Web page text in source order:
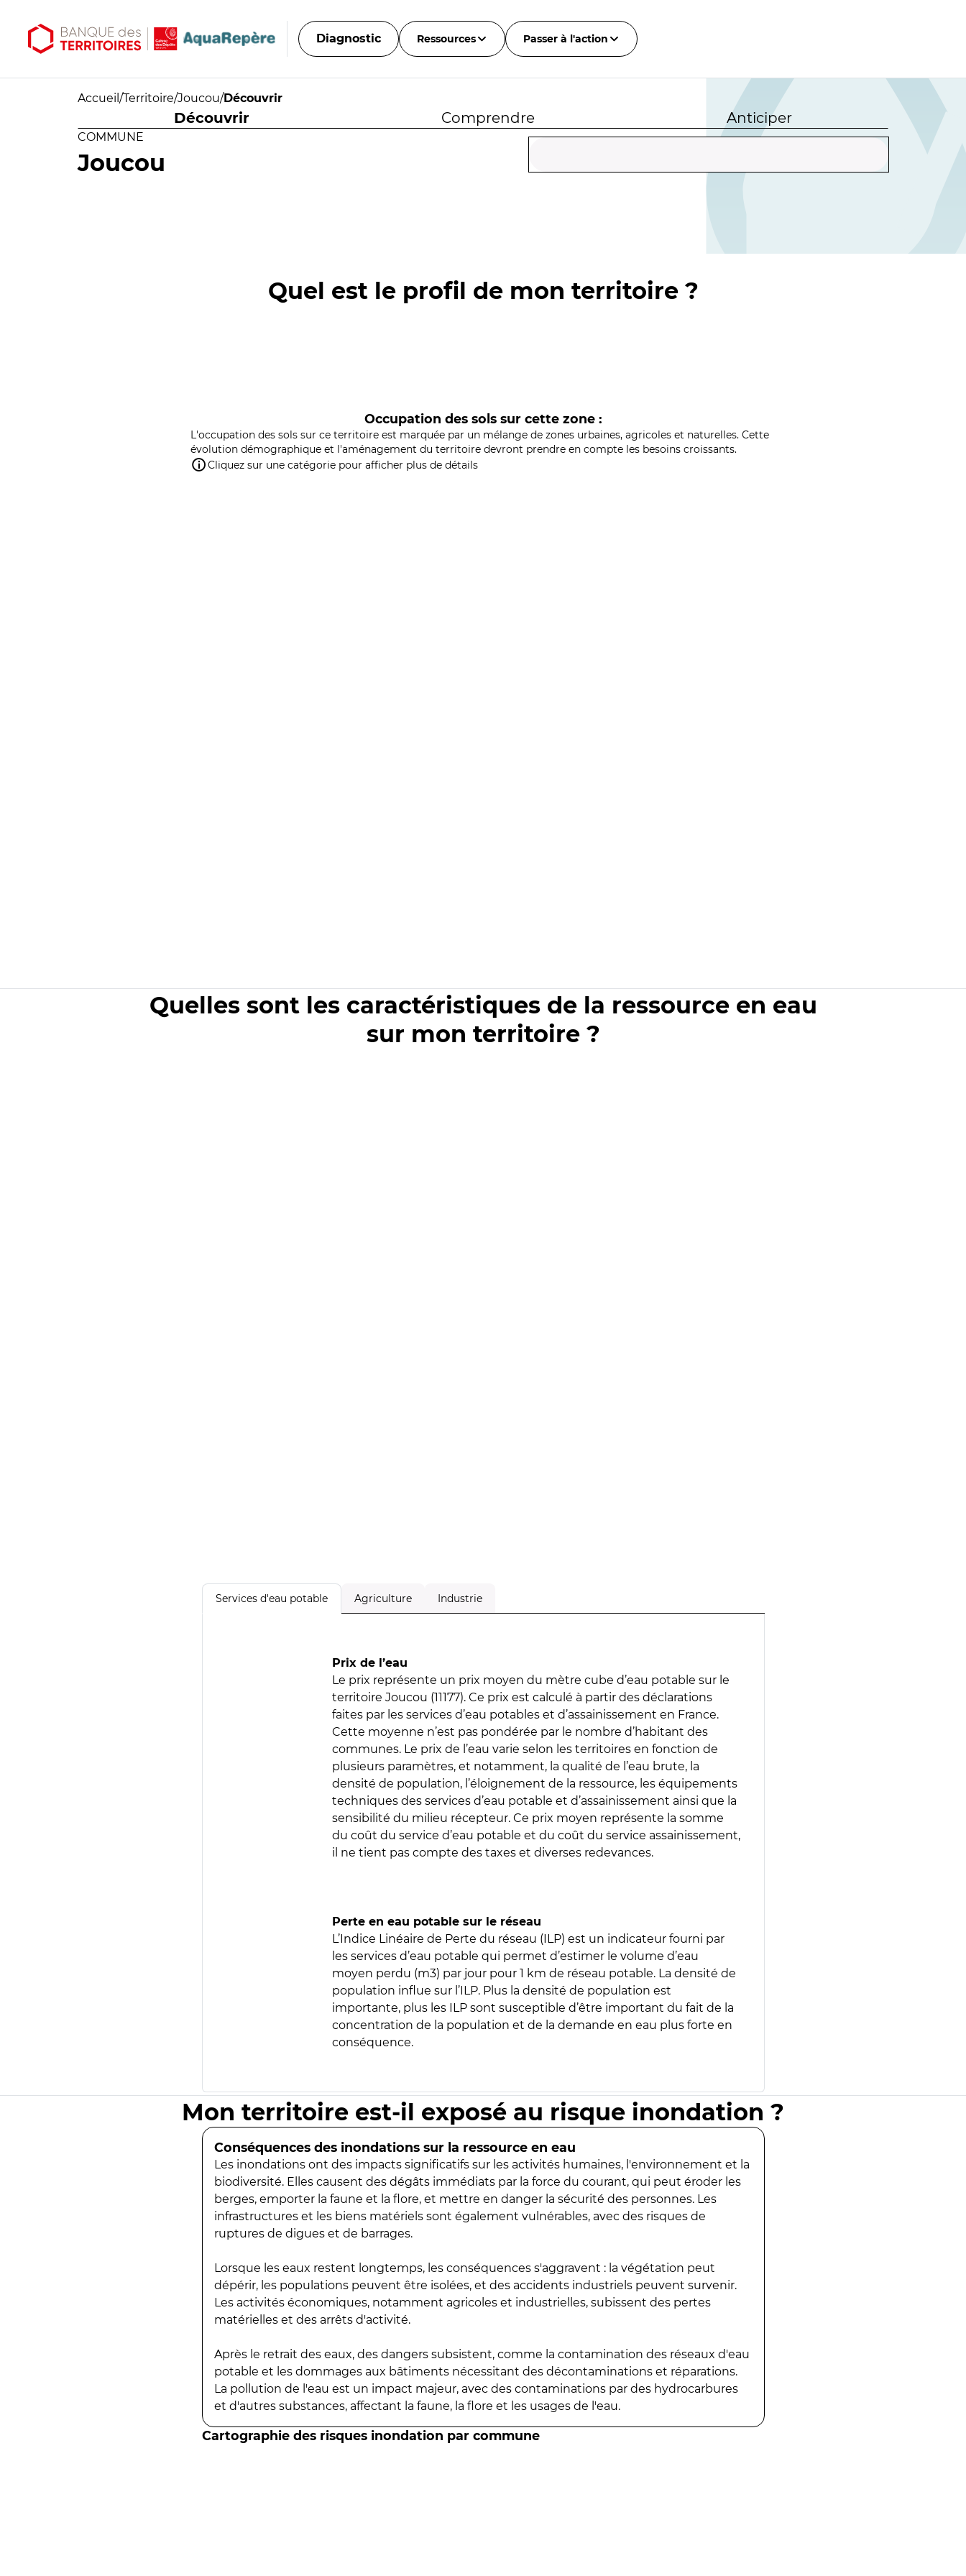
Diagnostic Ressources Passer à l'action
Accueil /Territoire/Joucou/Découvrir
Découvrir Comprendre Anticiper
COMMUNE
Joucou
Quel est le profil de mon territoire ?
Occupation des sols sur cette zone :
L'occupation des sols sur ce territoire est marquée par un mélange de zones urbaines, agricoles et naturelles. Cette
évolution démographique et l'aménagement du territoire devront prendre en compte les besoins croissants.
Cliquez sur une catégorie pour afficher plus de détails
Quelles sont les caractéristiques de la ressource en eau
sur mon territoire ?
Services d'eau potable Agriculture Industrie
Prix de l’eau
Le prix représente un prix moyen du mètre cube d’eau potable sur le
territoire Joucou (11177). Ce prix est calculé à partir des déclarations
faites par les services d’eau potables et d’assainissement en France.
Cette moyenne n’est pas pondérée par le nombre d’habitant des
communes. Le prix de l’eau varie selon les territoires en fonction de
plusieurs paramètres, et notamment, la qualité de l’eau brute, la
densité de population, l’éloignement de la ressource, les équipements
techniques des services d’eau potable et d’assainissement ainsi que la
sensibilité du milieu récepteur. Ce prix moyen représente la somme
du coût du service d’eau potable et du coût du service assainissement,
il ne tient pas compte des taxes et diverses redevances.
Perte en eau potable sur le réseau
L’Indice Linéaire de Perte du réseau (ILP) est un indicateur fourni par
les services d’eau potable qui permet d’estimer le volume d’eau
moyen perdu (m3) par jour pour 1 km de réseau potable. La densité de
population influe sur l’ILP. Plus la densité de population est
importante, plus les ILP sont susceptible d’être important du fait de la
concentration de la population et de la demande en eau plus forte en
conséquence.
Mon territoire est-il exposé au risque inondation ?
Conséquences des inondations sur la ressource en eau
Les inondations ont des impacts significatifs sur les activités humaines, l'environnement et la
biodiversité. Elles causent des dégâts immédiats par la force du courant, qui peut éroder les
berges, emporter la faune et la flore, et mettre en danger la sécurité des personnes. Les
infrastructures et les biens matériels sont également vulnérables, avec des risques de
ruptures de digues et de barrages.
Lorsque les eaux restent longtemps, les conséquences s'aggravent : la végétation peut
dépérir, les populations peuvent être isolées, et des accidents industriels peuvent survenir.
Les activités économiques, notamment agricoles et industrielles, subissent des pertes
matérielles et des arrêts d'activité.
Après le retrait des eaux, des dangers subsistent, comme la contamination des réseaux d'eau
potable et les dommages aux bâtiments nécessitant des décontaminations et réparations.
La pollution de l'eau est un impact majeur, avec des contaminations par des hydrocarbures
et d'autres substances, affectant la faune, la flore et les usages de l'eau.
Cartographie des risques inondation par commune